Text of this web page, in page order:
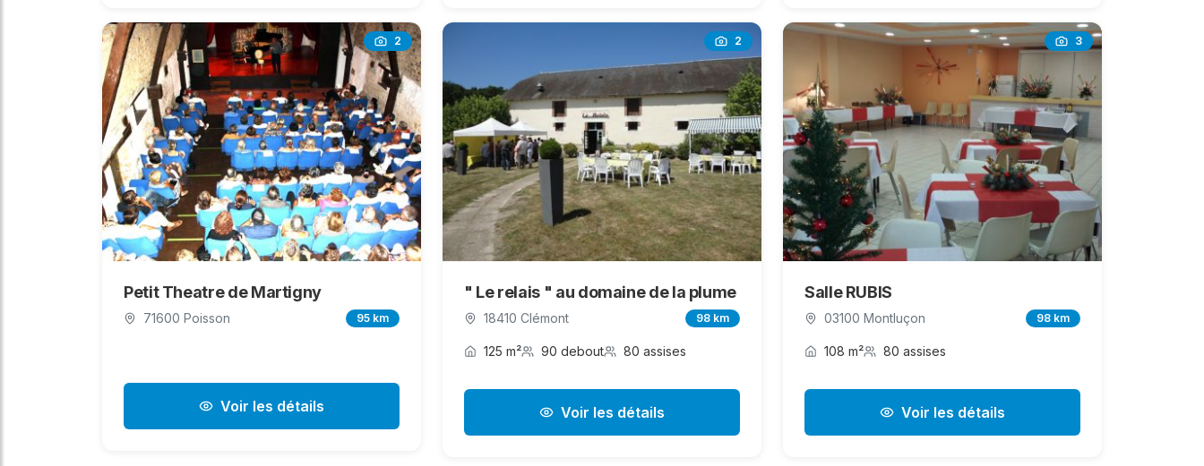
2
Petit Theatre de Martigny
71600 Poisson 95 km
Voir les détails
2
" Le relais " au domaine de la plume
18410 Clémont 98 km
125 m² 90 debout 80 assises
Voir les détails
3
Salle RUBIS
03100 Montluçon 98 km
108 m² 80 assises
Voir les détails